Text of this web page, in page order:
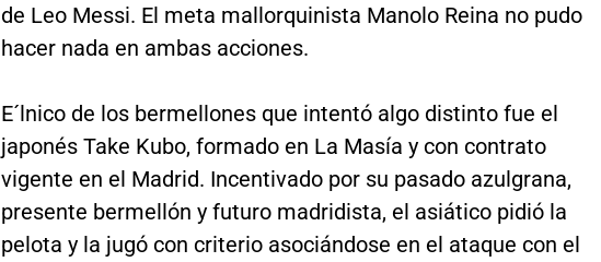
de Leo Messi. El meta mallorquinista Manolo Reina no pudo
hacer nada en ambas acciones.
E´lnico de los bermellones que intentó algo distinto fue el
japonés Take Kubo, formado en La Masía y con contrato
vigente en el Madrid. Incentivado por su pasado azulgrana,
presente bermellón y futuro madridista, el asiático pidió la
pelota y la jugó con criterio asociándose en el ataque con el